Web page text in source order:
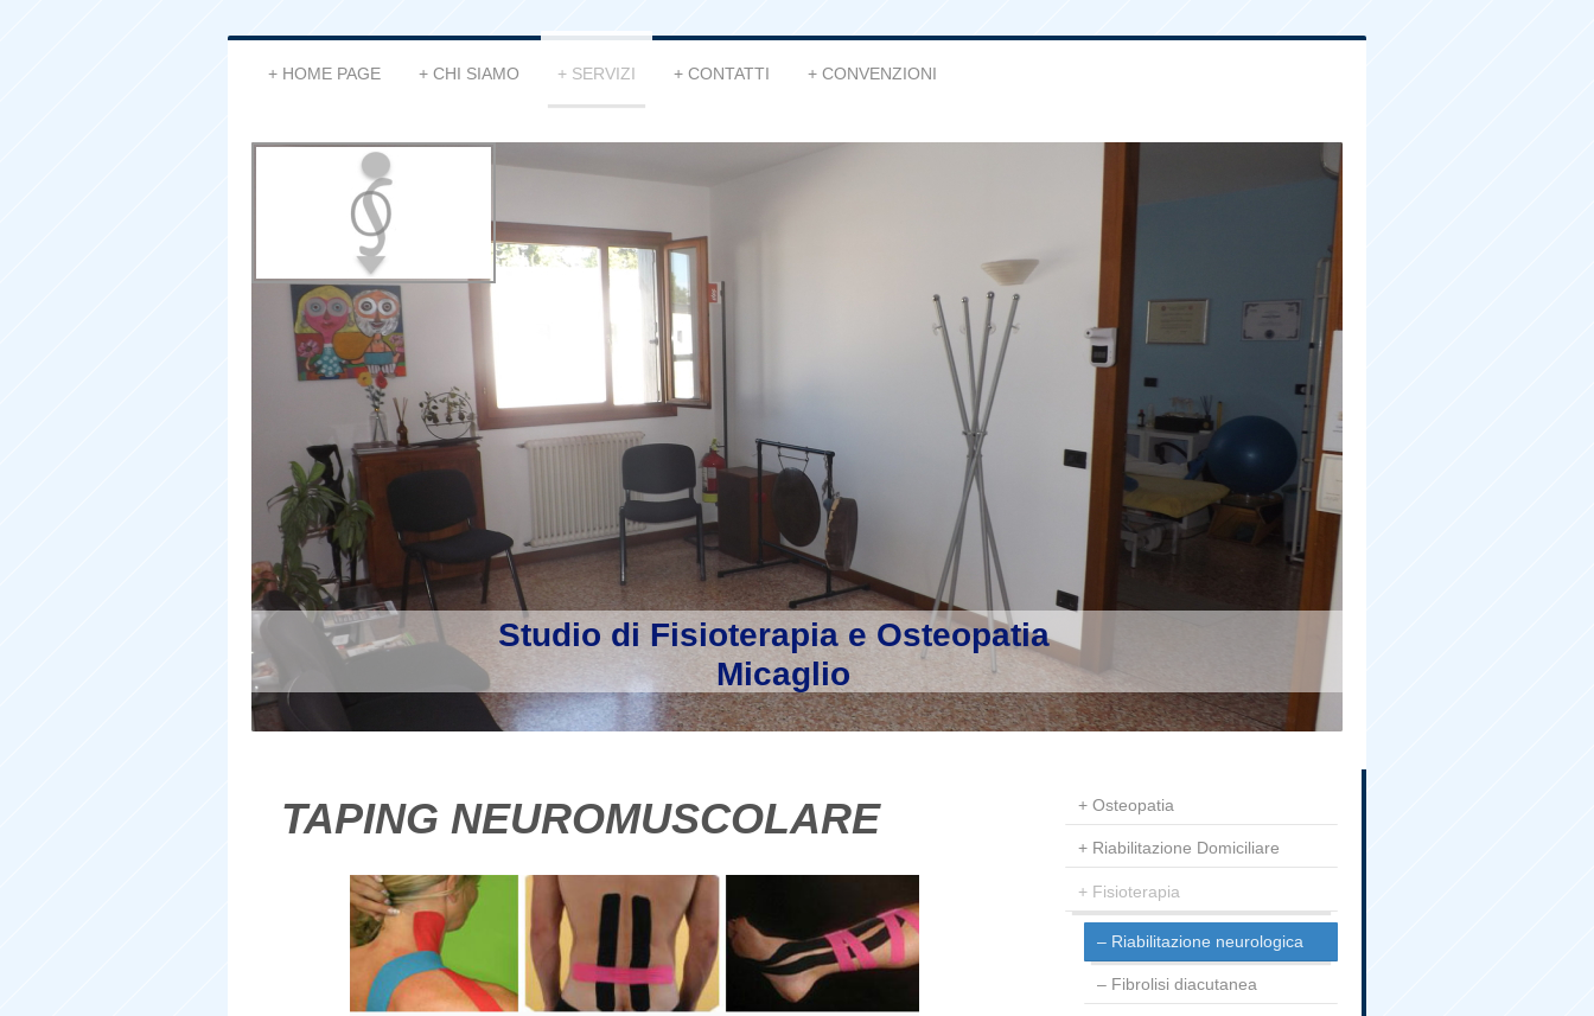
HOME PAGE CHI SIAMO SERVIZI CONTATTI CONVENZIONI
Studio di Fisioterapia e Osteopatia
Micaglio
TAPING NEUROMUSCOLARE Osteopatia
Riabilitazione Domiciliare
Fisioterapia
Riabilitazione neurologica
Fibrolisi diacutanea